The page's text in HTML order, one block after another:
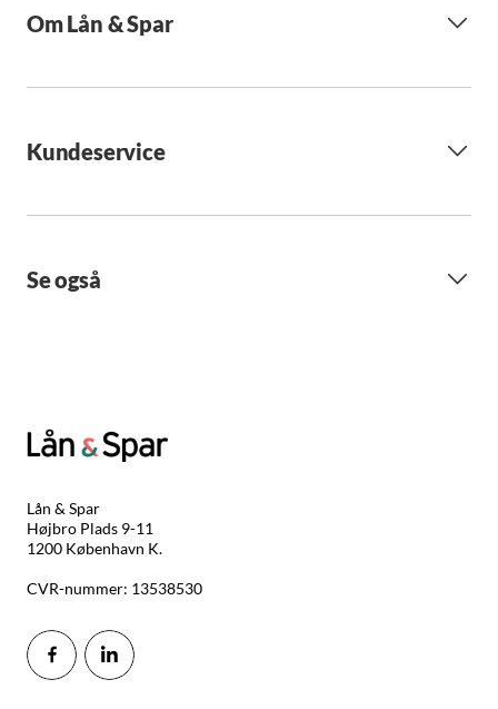
Om Lån & Spar
Kundeservice
Se også
Lån & Spar
Højbro Plads 9-11
1200 København K.
CVR-nummer: 13538530